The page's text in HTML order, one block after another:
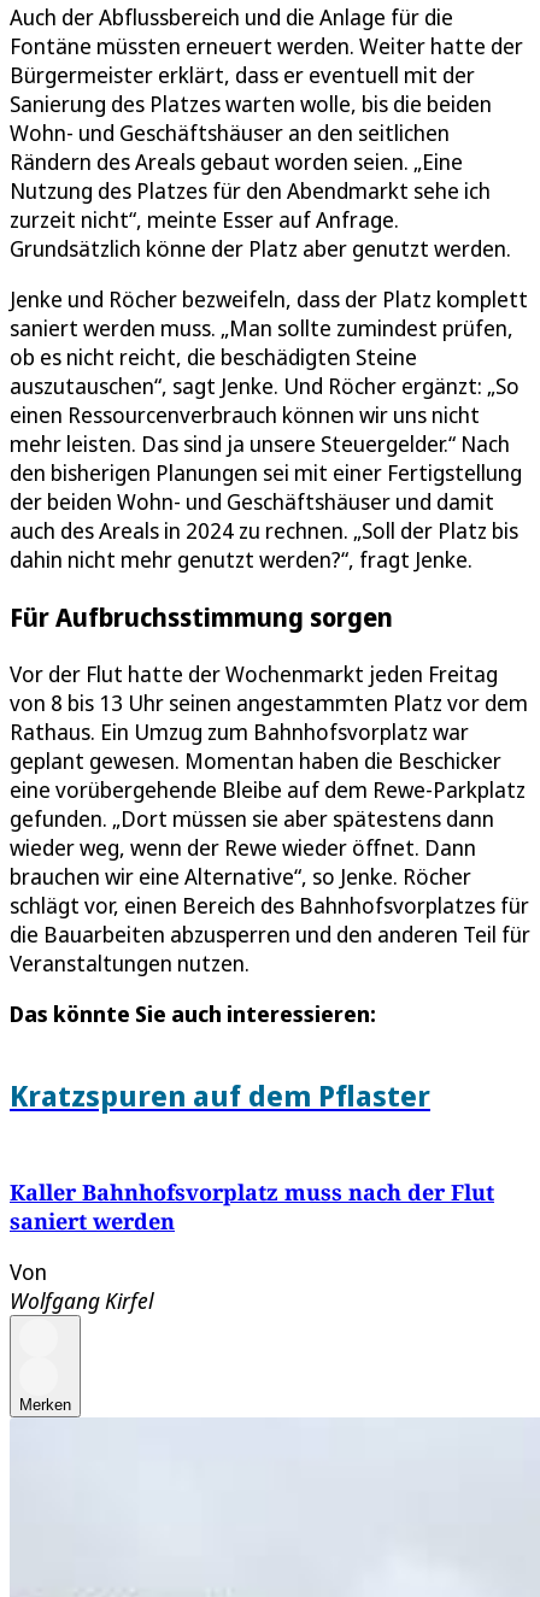
Auch der Abflussbereich und die Anlage für die
Fontäne müssten erneuert werden. Weiter hatte der
Bürgermeister erklärt, dass er eventuell mit der
Sanierung des Platzes warten wolle, bis die beiden
Wohn- und Geschäftshäuser an den seitlichen
Rändern des Areals gebaut worden seien. „Eine
Nutzung des Platzes für den Abendmarkt sehe ich
zurzeit nicht“, meinte Esser auf Anfrage.
Grundsätzlich könne der Platz aber genutzt werden.
Jenke und Röcher bezweifeln, dass der Platz komplett
saniert werden muss. „Man sollte zumindest prüfen,
ob es nicht reicht, die beschädigten Steine
auszutauschen“, sagt Jenke. Und Röcher ergänzt: „So
einen Ressourcenverbrauch können wir uns nicht
mehr leisten. Das sind ja unsere Steuergelder.“ Nach
den bisherigen Planungen sei mit einer Fertigstellung
der beiden Wohn- und Geschäftshäuser und damit
auch des Areals in 2024 zu rechnen. „Soll der Platz bis
dahin nicht mehr genutzt werden?“, fragt Jenke.
Für Aufbruchsstimmung sorgen
Vor der Flut hatte der Wochenmarkt jeden Freitag
von 8 bis 13 Uhr seinen angestammten Platz vor dem
Rathaus. Ein Umzug zum Bahnhofsvorplatz war
geplant gewesen. Momentan haben die Beschicker
eine vorübergehende Bleibe auf dem Rewe-Parkplatz
gefunden. „Dort müssen sie aber spätestens dann
wieder weg, wenn der Rewe wieder öffnet. Dann
brauchen wir eine Alternative“, so Jenke. Röcher
schlägt vor, einen Bereich des Bahnhofsvorplatzes für
die Bauarbeiten abzusperren und den anderen Teil für
Veranstaltungen nutzen.
Das könnte Sie auch interessieren:
Kratzspuren auf dem Pflaster
Kaller Bahnhofsvorplatz muss nach der Flut
saniert werden
Von
Wolfgang Kirfel
Merken